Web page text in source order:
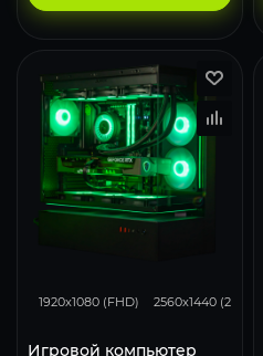
1920x1080 (FHD) 2560x1440 (2K)
Игровой компьютер